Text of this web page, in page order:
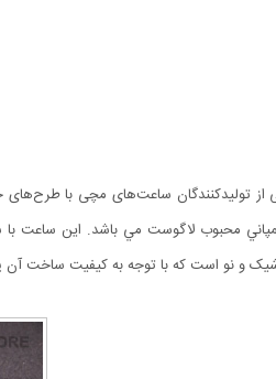
و نو است که با توجه به کیفیت ساخت آن